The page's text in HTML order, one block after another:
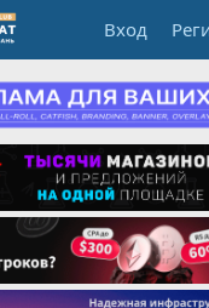
Вход